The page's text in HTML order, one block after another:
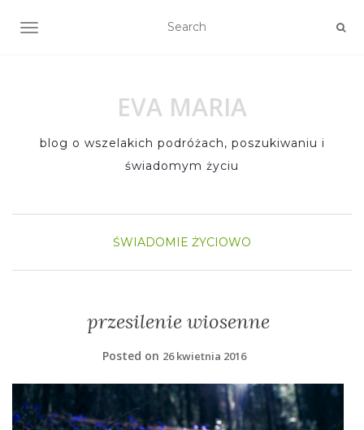
TOGGLE NAVIGATION
EVA MARIA
blog o wszelakich podróżach, poszukiwaniu i
świadomym życiu
ŚWIADOMIE ŻYCIOWO
przesilenie wiosenne
Posted on 26 kwietnia 2016